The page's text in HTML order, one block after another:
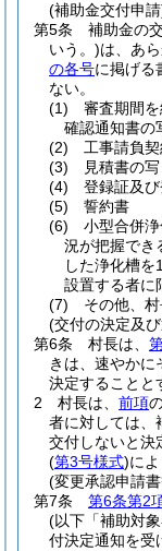
(補助金交付申
第5条
補助金の
いう。)は、あ
の各号に掲げる
ない。
(1)
審査期間
確認通知書の
(2)
工事請負
(3)
見積書の写
(4)
登録証及
(5)
誓約書
(6)
小型合併
況が把握でき
した浄化槽
設置する者に
(7)
その他、
(交付の決定及
第6条
村長は、
きは、速やかに
決定することと
2
村長は、 前項
者に対しては、
交付しないと決
(第3号様式)に
(変更承認申請
第7条
第6条第2
(以下「補助対
付決定通知を受